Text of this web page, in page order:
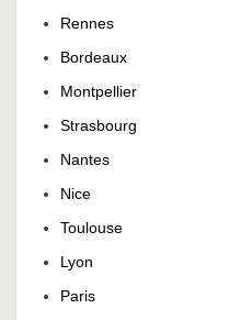
Rennes
Bordeaux
Montpellier
Strasbourg
Nantes
Nice
Toulouse
Lyon
Paris